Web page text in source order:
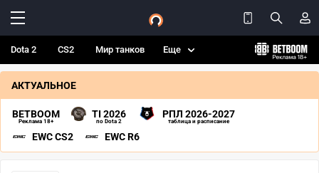
Dota 2 CS2 Мир танков Еще
АКТУАЛЬНОЕ
BETBOOM
Реклама 18+
TI 2026
по Dota 2
РПЛ 2026-2027
таблица и расписание
EWC CS2 EWC R6